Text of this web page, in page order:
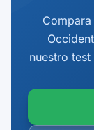
nuestro